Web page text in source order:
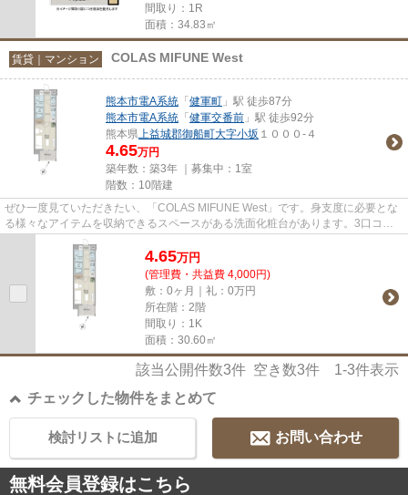
間取り：1R
面積：34.83㎡
賃貸｜マンション COLAS MIFUNE West
熊本市電A系統 「 健軍町 」駅 徒歩87分
熊本市電A系統 「 健軍交番前 」駅 徒歩92分
熊本県上益城郡御船町大字小坂 １０００-４
4.65万円
築年数：築3年 ｜募集中： 1室
階数：10階建
ぜひ一度見ていただきたい、「COLAS MIFUNE West」です。身支度に必要とな
る様々なアイテムを収納できるスペースがある洗面化粧台があります。3口コン
ロ付きの物件なので、料理を同時...
4.65万円
(管理費・共益費 4,000円)
敷：0ヶ月｜礼：0万円
所在階：2階
間取り：1K
面積：30.60㎡
該当公開件数3件 空き数3件 1-3件表示
チェックした物件をまとめて
お問い合わせ
検討リストに追加
無料会員登録はこちら